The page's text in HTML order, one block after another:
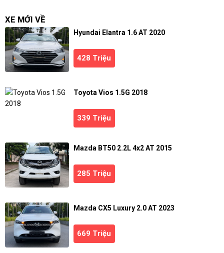
XE MỚI VỀ
Hyundai Elantra 1.6 AT 2020
428 Triệu
Toyota Vios 1.5G 2018
339 Triệu
Mazda BT50 2.2L 4x2 AT 2015
285 Triệu
Mazda CX5 Luxury 2.0 AT 2023
669 Triệu